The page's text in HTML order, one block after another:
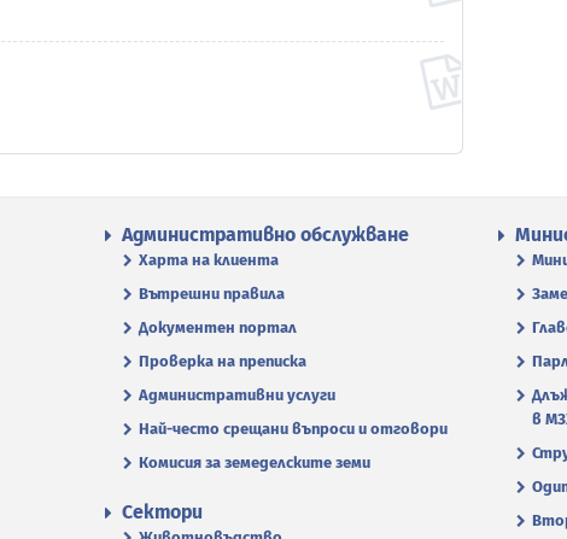
Административно обслужване
Харта на клиента
Вътрешни правила
Документен портал
Проверка на преписка
Административни услуги
Най-често срещани въпроси и отговори
Комисия за земеделските земи
в
Сектори